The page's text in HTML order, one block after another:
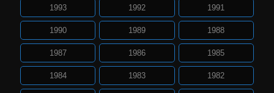
1993 1992 1991
1990 1989 1988
1987 1986 1985
1984 1983 1982